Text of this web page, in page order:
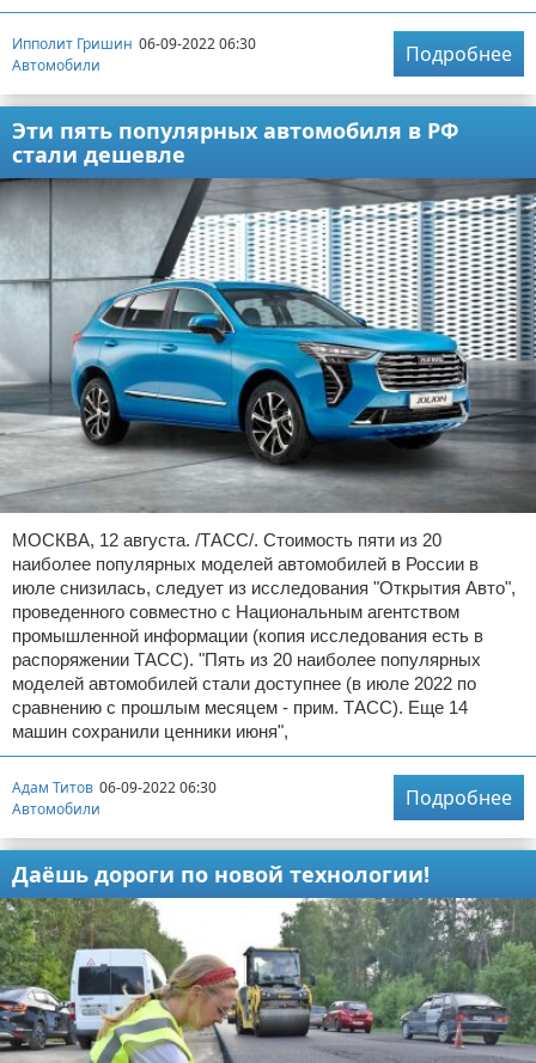
Ипполит Гришин 06-09-2022 06:30
Автомобили
Подробнее
Эти пять популярных автомобиля в РФ
стали дешевле
МОСКВА, 12 августа. /ТАСС/. Стоимость пяти из 20
наиболее популярных моделей автомобилей в России в
июле снизилась, следует из исследования "Открытия Авто",
проведенного совместно с Национальным агентством
промышленной информации (копия исследования есть в
распоряжении ТАСС). "Пять из 20 наиболее популярных
моделей автомобилей стали доступнее (в июле 2022 по
сравнению с прошлым месяцем - прим. ТАСС). Еще 14
машин сохранили ценники июня",
Адам Титов 06-09-2022 06:30
Автомобили
Подробнее
Даёшь дороги по новой технологии!